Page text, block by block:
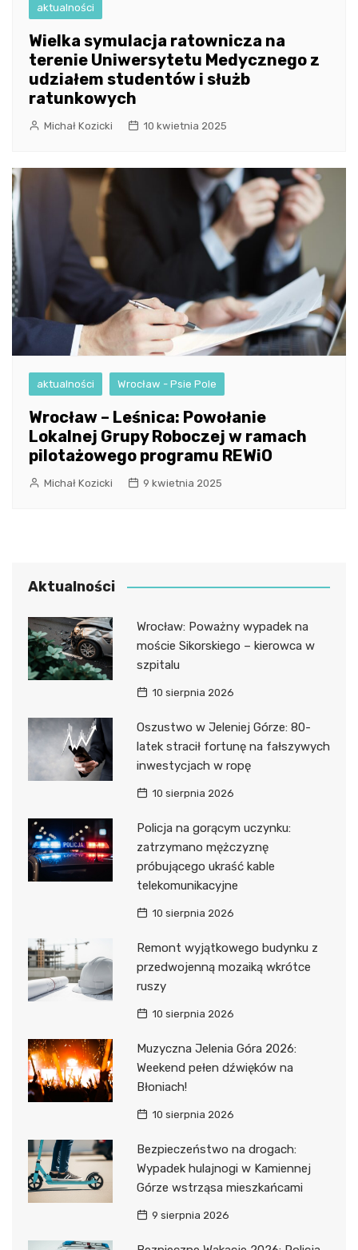
aktualności
Wielka symulacja ratownicza na
terenie Uniwersytetu Medycznego z
udziałem studentów i służb
ratunkowych
Michał Kozicki 10 kwietnia 2025
aktualności Wrocław - Psie Pole
Wrocław – Leśnica: Powołanie
Lokalnej Grupy Roboczej w ramach
pilotażowego programu REWiO
Michał Kozicki 9 kwietnia 2025
Aktualności
Wrocław: Poważny wypadek na
moście Sikorskiego – kierowca w
szpitalu
10 sierpnia 2026
Oszustwo w Jeleniej Górze: 80-
latek stracił fortunę na fałszywych
inwestycjach w ropę
10 sierpnia 2026
Policja na gorącym uczynku:
zatrzymano mężczyznę
próbującego ukraść kable
telekomunikacyjne
10 sierpnia 2026
Remont wyjątkowego budynku z
przedwojenną mozaiką wkrótce
ruszy
10 sierpnia 2026
Muzyczna Jelenia Góra 2026:
Weekend pełen dźwięków na
Błoniach!
10 sierpnia 2026
Bezpieczeństwo na drogach:
Wypadek hulajnogi w Kamiennej
Górze wstrząsa mieszkańcami
9 sierpnia 2026